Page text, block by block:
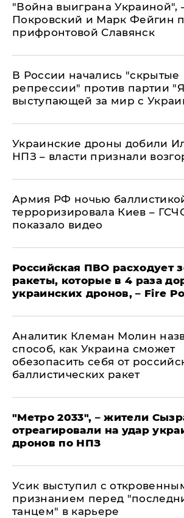
"Война выиграна Украиной",
Покровский и Марк Фейгин
прифронтовой Славянск
В России начались "скрытые
репрессии" против партии
выступающей за мир с
Украинские дроны добили
НПЗ – власти признали
Армия РФ ночью
терроризировала Киев –
показало видео
Российская ПВО расходует
ракеты, которые в 4 раза
украинских дронов, – Fire
Аналитик Клеман Молин
способ, как Украина сможет
обезопасить себя от
баллистических ракет
"Метро 2033", – жители
отреагировали на удар
дронов по НПЗ
Усик выступил с
признанием перед
танцем" в карьере